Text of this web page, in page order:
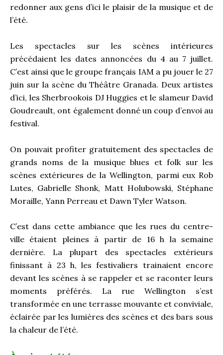
redonner aux gens d’ici le plaisir de la musique et de
l’été.
Les spectacles sur les scènes intérieures
précédaient les dates annoncées du 4 au 7 juillet.
C’est ainsi que le groupe français IAM a pu jouer le 27
juin sur la scène du Théâtre Granada. Deux artistes
d’ici, les Sherbrookois DJ Huggies et le slameur David
Goudreault, ont également donné un coup d’envoi au
festival.
On pouvait profiter gratuitement des spectacles de
grands noms de la musique blues et folk sur les
scènes extérieures de la Wellington, parmi eux Rob
Lutes, Gabrielle Shonk, Matt Holubowski, Stéphane
Moraille, Yann Perreau et Dawn Tyler Watson.
C’est dans cette ambiance que les rues du centre-
ville étaient pleines à partir de 16 h la semaine
dernière. La plupart des spectacles extérieurs
finissant à 23 h, les festivaliers trainaient encore
devant les scènes à se rappeler et se raconter leurs
moments préférés. La rue Wellington s’est
transformée en une terrasse mouvante et conviviale,
éclairée par les lumières des scènes et des bars sous
la chaleur de l’été.